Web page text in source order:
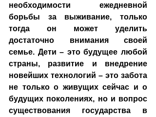
необходимости ежедневной
борьбы за выживание, только
тогда он может уделить
достаточно внимания своей
семье. Дети – это будущее любой
страны, развитие и внедрение
новейших технологий – это забота
не только о живущих сейчас и о
будущих поколениях, но и вопрос
существования государства в